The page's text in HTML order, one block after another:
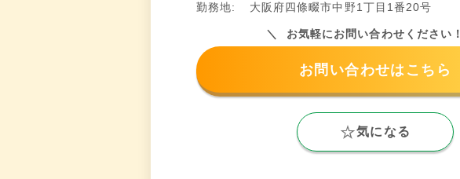
勤務地:
大阪府四條畷市中野1丁目1番20号
お気軽にお問い合わせください！
お問い合わせはこちら
気になる